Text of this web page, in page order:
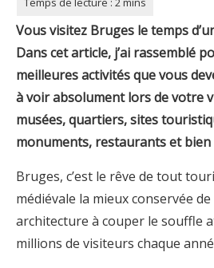
Vous visitez Bruges le temps
Dans cet article, j’ai rassemblé
meilleures activités que vous
à voir absolument lors de votre
musées, quartiers, sites
monuments, restaurants et bien
Bruges, c’est le rêve de tout
médiévale la mieux conservée
architecture à couper le souffle
millions de visiteurs chaque